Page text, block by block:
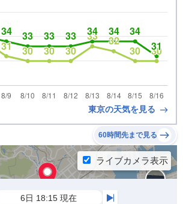
東京の天気を見る
60時間先まで見る